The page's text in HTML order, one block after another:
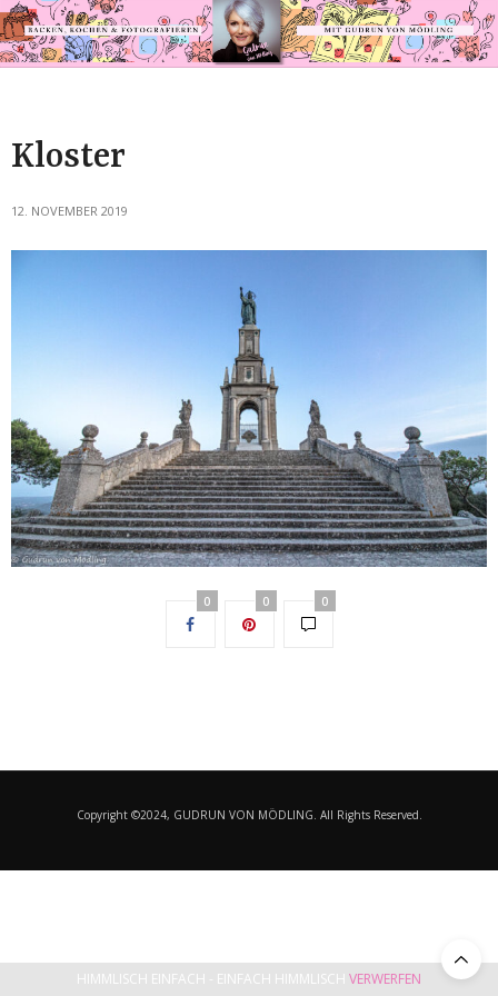
HIMMLISCH EINFACH - EINFACH HIMMLISCH VERWERFEN
Kloster
12. NOVEMBER 2019
0 0 0
Copyright ©2024, GUDRUN VON MÖDLING. All Rights Reserved.